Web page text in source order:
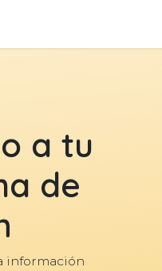
a tu
de
información